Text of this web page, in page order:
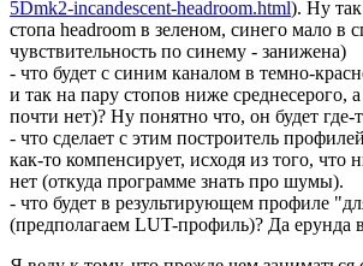
5Dmk2-incandescent-headroom.html). Ну
стопа headroom в зеленом, синего мало в
чувствительность по синему - занижена)
- что будет с синим каналом в темно-
и так на пару стопов ниже среднесерого,
почти нет)? Ну понятно что, он будет
- что сделает с этим построитель
как-то компенсирует, исходя из того, что
нет (откуда программе знать про шумы).
- что будет в результирующем профиле
(предполагаем LUT-профиль)? Да ерунда